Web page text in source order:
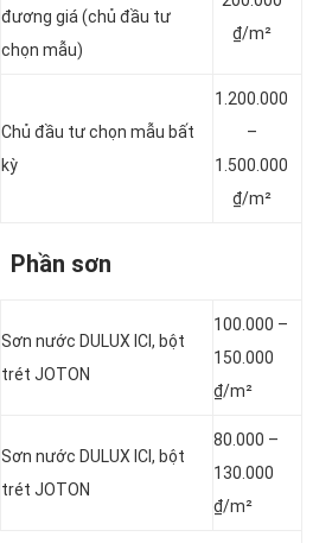
đương giá (chủ đầu tư
chọn mẫu)
₫/m²
Chủ đầu tư chọn mẫu bất
kỳ
1.200.000
–
1.500.000
₫/m²
Phần sơn
Sơn nước DULUX ICI, bột
trét JOTON
100.000 –
150.000
₫/m²
Sơn nước DULUX ICI, bột
trét JOTON
80.000 –
130.000
₫/m²